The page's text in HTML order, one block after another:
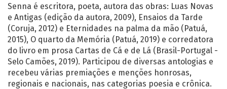
Senna é escritora, poeta, autora das obras: Luas Novas
e Antigas (edição da autora, 2009), Ensaios da Tarde
(Coruja, 2012) e Eternidades na palma da mão (Patuá,
2015), O quarto da Memória (Patuá, 2019) e corredatora
do livro em prosa Cartas de Cá e de Lá (Brasil-Portugal -
Selo Camões, 2019). Participou de diversas antologias e
recebeu várias premiações e menções honrosas,
regionais e nacionais, nas categorias poesia e crônica.